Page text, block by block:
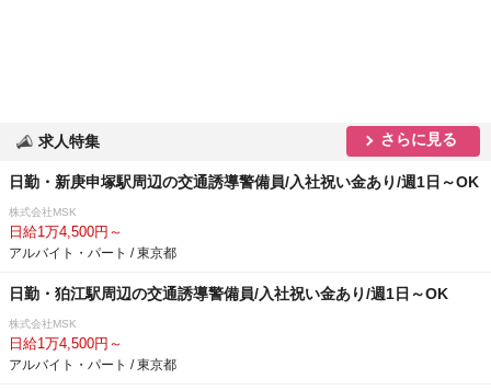
求人特集 さらに見る
日勤・新庚申塚駅周辺の交通誘導警備員/入社祝い金あり/週1日～OK
株式会社MSK
日給1万4,500円～
アルバイト・パート / 東京都
日勤・狛江駅周辺の交通誘導警備員/入社祝い金あり/週1日～OK
株式会社MSK
日給1万4,500円～
アルバイト・パート / 東京都